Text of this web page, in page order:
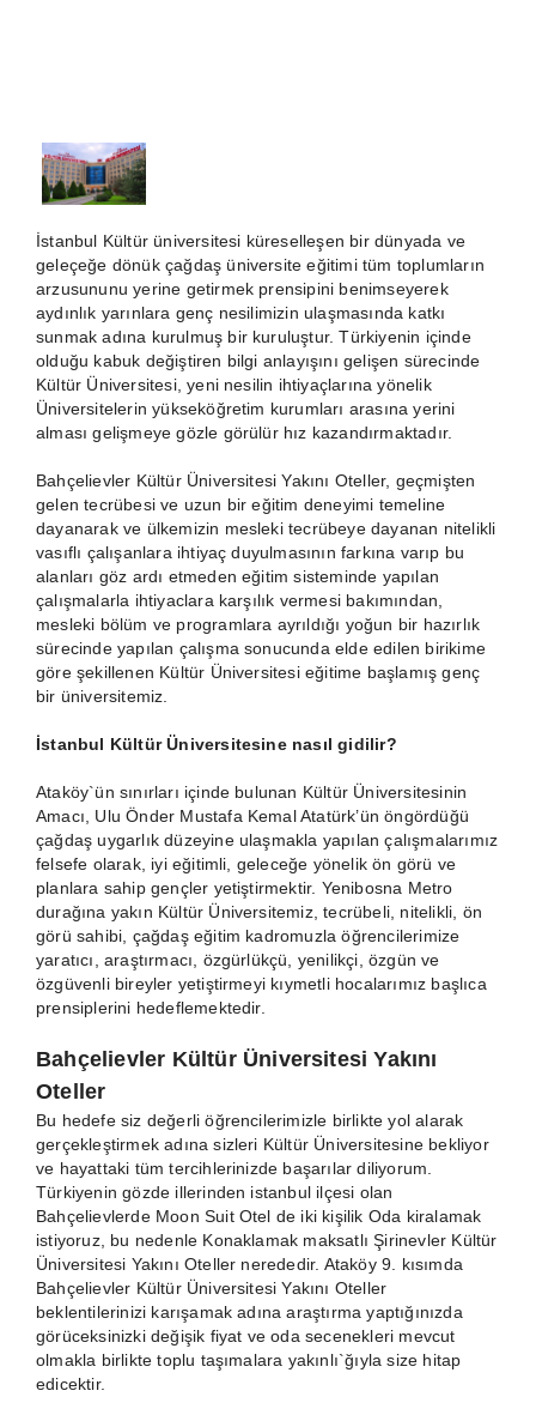
İstanbul Kültür üniversitesi küreselleşen bir dünyada ve
geleçeğe dönük çağdaş üniversite eğitimi tüm toplumların
arzusununu yerine getirmek prensipini benimseyerek
aydınlık yarınlara genç nesilimizin ulaşmasında katkı
sunmak adına kurulmuş bir kuruluştur. Türkiyenin içinde
olduğu kabuk değiştiren bilgi anlayışını gelişen sürecinde
Kültür Üniversitesi, yeni nesilin ihtiyaçlarına yönelik
Üniversitelerin yükseköğretim kurumları arasına yerini
alması gelişmeye gözle görülür hız kazandırmaktadır.
Bahçelievler Kültür Üniversitesi Yakını Oteller, geçmişten
gelen tecrübesi ve uzun bir eğitim deneyimi temeline
dayanarak ve ülkemizin mesleki tecrübeye dayanan nitelikli
vasıflı çalışanlara ihtiyaç duyulmasının farkına varıp bu
alanları göz ardı etmeden eğitim sisteminde yapılan
çalışmalarla ihtiyaclara karşılık vermesi bakımından,
mesleki bölüm ve programlara ayrıldığı yoğun bir hazırlık
sürecinde yapılan çalışma sonucunda elde edilen birikime
göre şekillenen Kültür Üniversitesi eğitime başlamış genç
bir üniversitemiz.
İstanbul Kültür Üniversitesine nasıl gidilir?
Ataköy`ün sınırları içinde bulunan Kültür Üniversitesinin
Amacı, Ulu Önder Mustafa Kemal Atatürk’ün öngördüğü
çağdaş uygarlık düzeyine ulaşmakla yapılan çalışmalarımız
felsefe olarak, iyi eğitimli, geleceğe yönelik ön görü ve
planlara sahip gençler yetiştirmektir. Yenibosna Metro
durağına yakın Kültür Üniversitemiz, tecrübeli, nitelikli, ön
görü sahibi, çağdaş eğitim kadromuzla öğrencilerimize
yaratıcı, araştırmacı, özgürlükçü, yenilikçi, özgün ve
özgüvenli bireyler yetiştirmeyi kıymetli hocalarımız başlıca
prensiplerini hedeflemektedir.
Bahçelievler Kültür Üniversitesi Yakını
Oteller
Bu hedefe siz değerli öğrencilerimizle birlikte yol alarak
gerçekleştirmek adına sizleri Kültür Üniversitesine bekliyor
ve hayattaki tüm tercihlerinizde başarılar diliyorum.
Türkiyenin gözde illerinden istanbul ilçesi olan
Bahçelievlerde Moon Suit Otel de iki kişilik Oda kiralamak
istiyoruz, bu nedenle Konaklamak maksatlı Şirinevler Kültür
Üniversitesi Yakını Oteller nerededir. Ataköy 9. kısımda
Bahçelievler Kültür Üniversitesi Yakını Oteller
beklentilerinizi karışamak adına araştırma yaptığınızda
görüceksinizki değişik fiyat ve oda secenekleri mevcut
olmakla birlikte toplu taşımalara yakınlı`ğıyla size hitap
edicektir.